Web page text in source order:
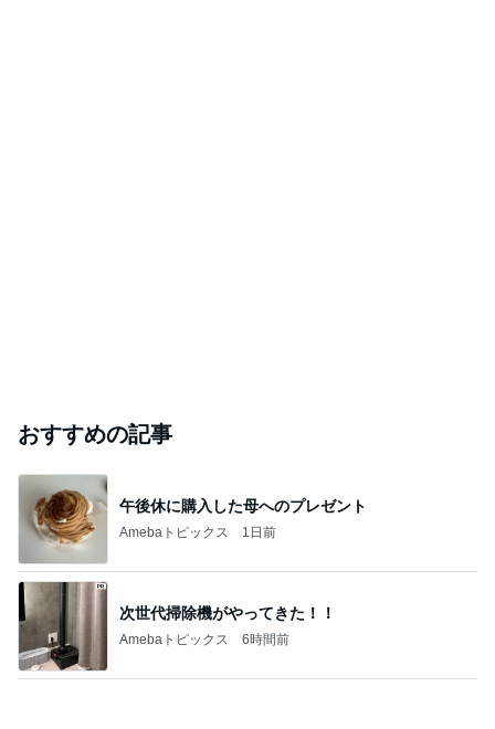
おすすめの記事
午後休に購入した母へのプレゼント
Amebaトピックス 1日前
次世代掃除機がやってきた！！
Amebaトピックス 6時間前